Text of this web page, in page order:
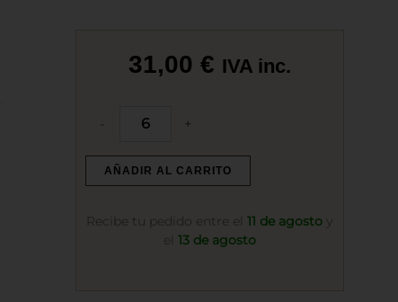
31,00 € IVA inc.
Tinto
RIEDEL
Syrah
0425/41
+
AÑADIR AL CARRITO
Recibe tu pedido entre el 11 de agostoy
el 13 de agosto